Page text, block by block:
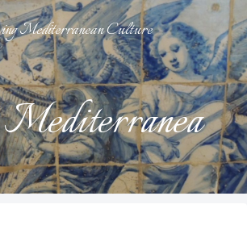
Mediterranean Culture